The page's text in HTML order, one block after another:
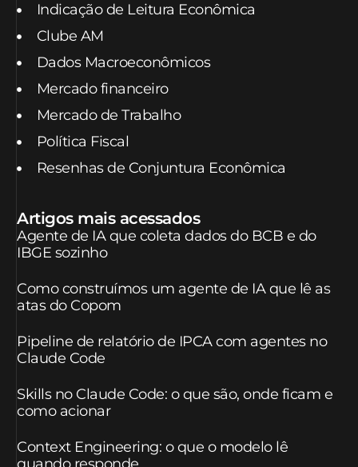
Indicação de Leitura Econômica
Clube AM
Dados Macroeconômicos
Mercado financeiro
Mercado de Trabalho
Política Fiscal
Resenhas de Conjuntura Econômica
Artigos mais acessados
Agente de IA que coleta dados do BCB e do
IBGE sozinho
Como construímos um agente de IA que lê as
atas do Copom
Pipeline de relatório de IPCA com agentes no
Claude Code
Skills no Claude Code: o que são, onde ficam e
como acionar
Context Engineering: o que o modelo lê